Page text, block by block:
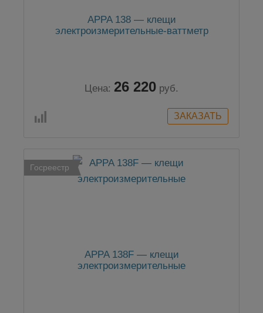
APPA 138 — клещи
электроизмерительные-ваттметр
Цена: 26 220 руб.
Госреестр
APPA 138F — клещи
электроизмерительные